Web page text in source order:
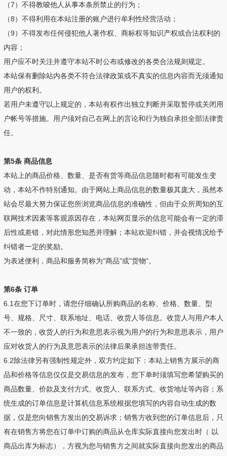
（7）不得教唆他人从事本条所禁止的行为；
（8）不得利用在本站注册的账户进行牟利性经营活动；
（9）不得发布任何侵犯他人著作权、商标权等知识产权或合法权利的
内容；
用户应不时关注并遵守本站不时公布或修改的各类合法规则规定。
本站保有删除站内各类不符合法律政策或不真实的信息内容而无须通知
用户的权利。
若用户未遵守以上规定的，本站有权作出独立判断并采取暂停或关闭用
户帐号等措施。用户须对自己在网上的言论和行为独自承担全部法律责
任。
第5条 商品信息
本站上的商品价格、数量、是否有货等商品信息随时都有可能发生变
动，本站不作特别通知。由于网站上商品信息的数量极其庞大，虽然本
站会尽最大努力保证您所浏览商品信息的准确性，但由于众所周知的互
联网技术因素等客观原因存在，本站网页显示的信息可能会有一定的滞
后性或差错，对此情形您知悉并理解；本站欢迎纠错，并会视情况给予
纠错者一定的奖励。
为表述便利，商品和服务简称为"商品"或"货物"。
第6条 订单
6.1在您下订单时，请您仔细确认所购商品的名称、价格、数量、型
号、规格、尺寸、联系地址、电话、收货人等信息。收货人与用户本人
不一致的，收货人的行为和意思表示视为用户的行为和意思表示，用户
应对收货人的行为及意思表示的法律后果承担连带责任。
6.2除法律另有强制性规定外，双方约定如下：本站上销售方展示的商
品和价格等信息仅仅是交易信息的发布，您下单时须填写您希望购买的
商品数量、价款及支付方式、收货人、联系方式、收货地址等内容；系
统生成的订单信息是计算机信息系统根据您填写的内容自动生成的数
据，仅是您向销售方发出的交易诉求；销售方收到您的订单信息后，只
有在销售方将您在订单中订购的商品从仓库实际直接向您发出时（ 以
商品出库为标志），方视为您与销售方之间就实际直接向您发出的商品